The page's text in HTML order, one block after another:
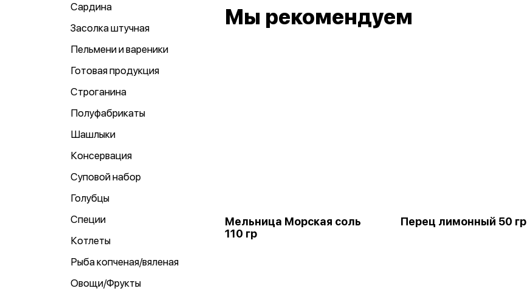
Сардина
Засолка штучная
Пельмени и вареники
Готовая продукция
Строганина
Полуфабрикаты
Шашлыки
Консервация
Суповой набор
Голубцы
Специи
Котлеты
Рыба копченая/вяленая
Овощи/Фрукты
Мы рекомендуем
Мельница Морская соль
110 гр
Перец лимонный 50 гр